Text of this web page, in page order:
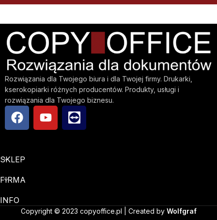
Rozwiązania dla Twojego biura i dla Twojej firmy. Drukarki,
kserokopiarki różnych producentów. Produkty, usługi i
rozwiązania dla Twojego biznesu.
SKLEP
FIRMA
INFO
Copyright © 2023 copyoffice.pl | Created by Wolfgraf